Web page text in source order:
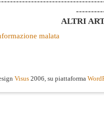
ALTRI
malata
Visus 2006, su piattaforma